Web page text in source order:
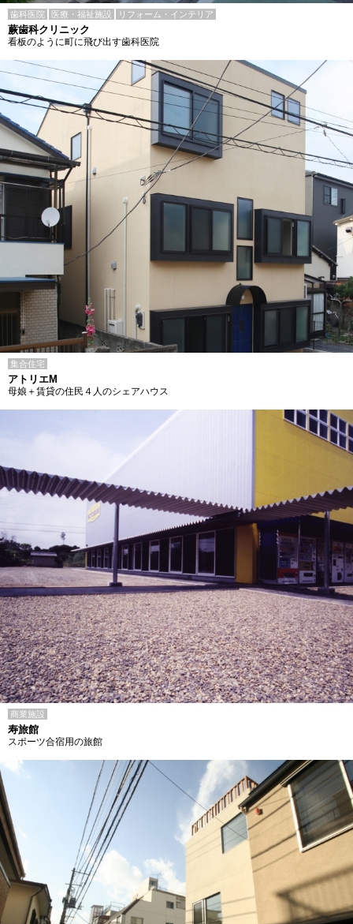
歯科医院 医療・福祉施設 リフォーム・インテリア
蕨歯科クリニック
看板のように町に飛び出す歯科医院
集合住宅
アトリエM
母娘＋賃貸の住民４人のシェアハウス
商業施設
寿旅館
スポーツ合宿用の旅館